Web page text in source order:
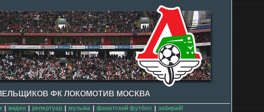
ФК ЛОКОМОТИВ МОСКВА
видео репертуар музыка фанатский футбол забирай!